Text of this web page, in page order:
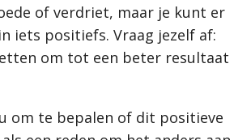
of verdriet, maar je kunt er
iets positiefs. Vraag jezelf af:
om tot een beter resultaat
om te bepalen of dit positieve